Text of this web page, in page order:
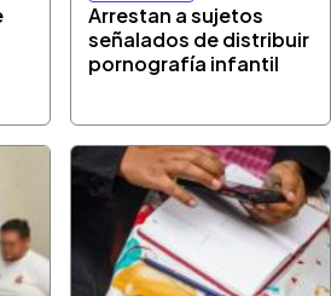
Arrestan a sujetos
señalados de distribuir
pornografía infantil